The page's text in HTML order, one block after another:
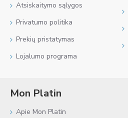
Atsiskaitymo sąlygos
Privatumo politika
Prekių pristatymas
Lojalumo programa
Mon Platin
Apie Mon Platin